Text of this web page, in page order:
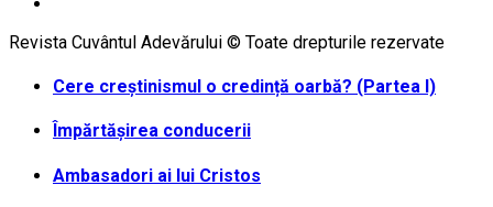
Revista Cuvântul Adevărului © Toate drepturile rezervate
Cere creștinismul o credință oarbă? (Partea I)
Împărtășirea conducerii
Ambasadori ai lui Cristos